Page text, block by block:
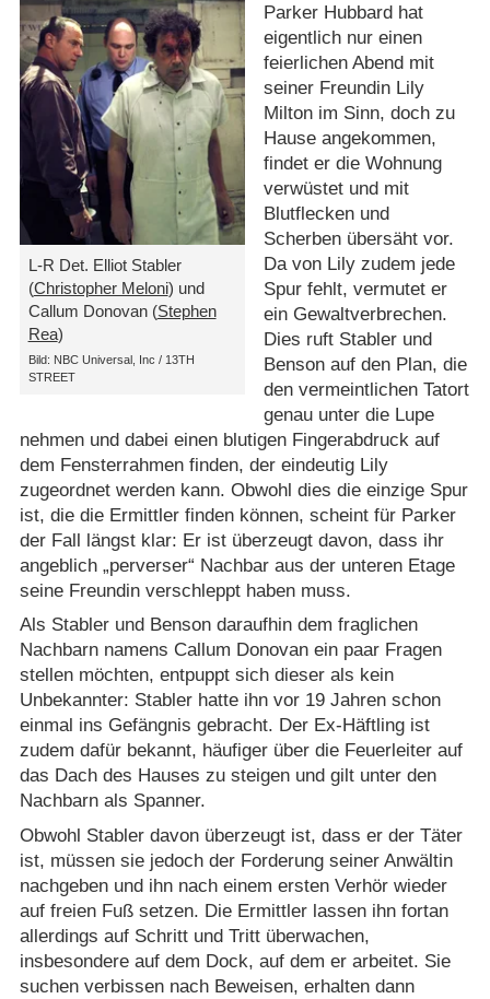
L-R Det. Elliot Stabler
(Christopher Meloni) und
Callum Donovan (Stephen
Rea)
Bild: NBC Universal, Inc / 13TH
STREET
Parker Hubbard hat
eigentlich nur einen
feierlichen Abend mit
seiner Freundin Lily
Milton im Sinn, doch zu
Hause angekommen,
findet er die Wohnung
verwüstet und mit
Blutflecken und
Scherben übersäht vor.
Da von Lily zudem jede
Spur fehlt, vermutet er
ein Gewaltverbrechen.
Dies ruft Stabler und
Benson auf den Plan, die
den vermeintlichen Tatort
genau unter die Lupe
nehmen und dabei einen blutigen Fingerabdruck auf
dem Fensterrahmen finden, der eindeutig Lily
zugeordnet werden kann. Obwohl dies die einzige Spur
ist, die die Ermittler finden können, scheint für Parker
der Fall längst klar: Er ist überzeugt davon, dass ihr
angeblich „perverser“ Nachbar aus der unteren Etage
seine Freundin verschleppt haben muss.
Als Stabler und Benson daraufhin dem fraglichen
Nachbarn namens Callum Donovan ein paar Fragen
stellen möchten, entpuppt sich dieser als kein
Unbekannter: Stabler hatte ihn vor 19 Jahren schon
einmal ins Gefängnis gebracht. Der Ex-Häftling ist
zudem dafür bekannt, häufiger über die Feuerleiter auf
das Dach des Hauses zu steigen und gilt unter den
Nachbarn als Spanner.
Obwohl Stabler davon überzeugt ist, dass er der Täter
ist, müssen sie jedoch der Forderung seiner Anwältin
nachgeben und ihn nach einem ersten Verhör wieder
auf freien Fuß setzen. Die Ermittler lassen ihn fortan
allerdings auf Schritt und Tritt überwachen,
insbesondere auf dem Dock, auf dem er arbeitet. Sie
suchen verbissen nach Beweisen, erhalten dann